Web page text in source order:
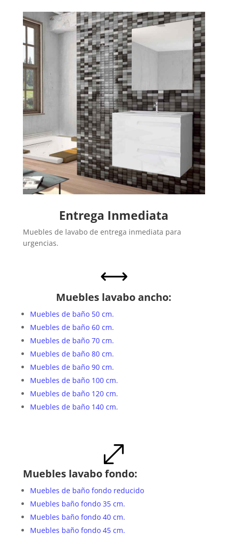
Entrega Inmediata
Muebles de lavabo de entrega inmediata para
urgencias.
,
Muebles lavabo ancho:
Muebles de baño 50 cm.
Muebles de baño 60 cm.
Muebles de baño 70 cm.
Muebles de baño 80 cm.
Muebles de baño 90 cm.
Muebles de baño 100 cm.
Muebles de baño 120 cm.
Muebles de baño 140 cm.
.
Muebles lavabo fondo:
Muebles de baño fondo reducido
Muebles baño fondo 35 cm.
Muebles baño fondo 40 cm.
Muebles baño fondo 45 cm.